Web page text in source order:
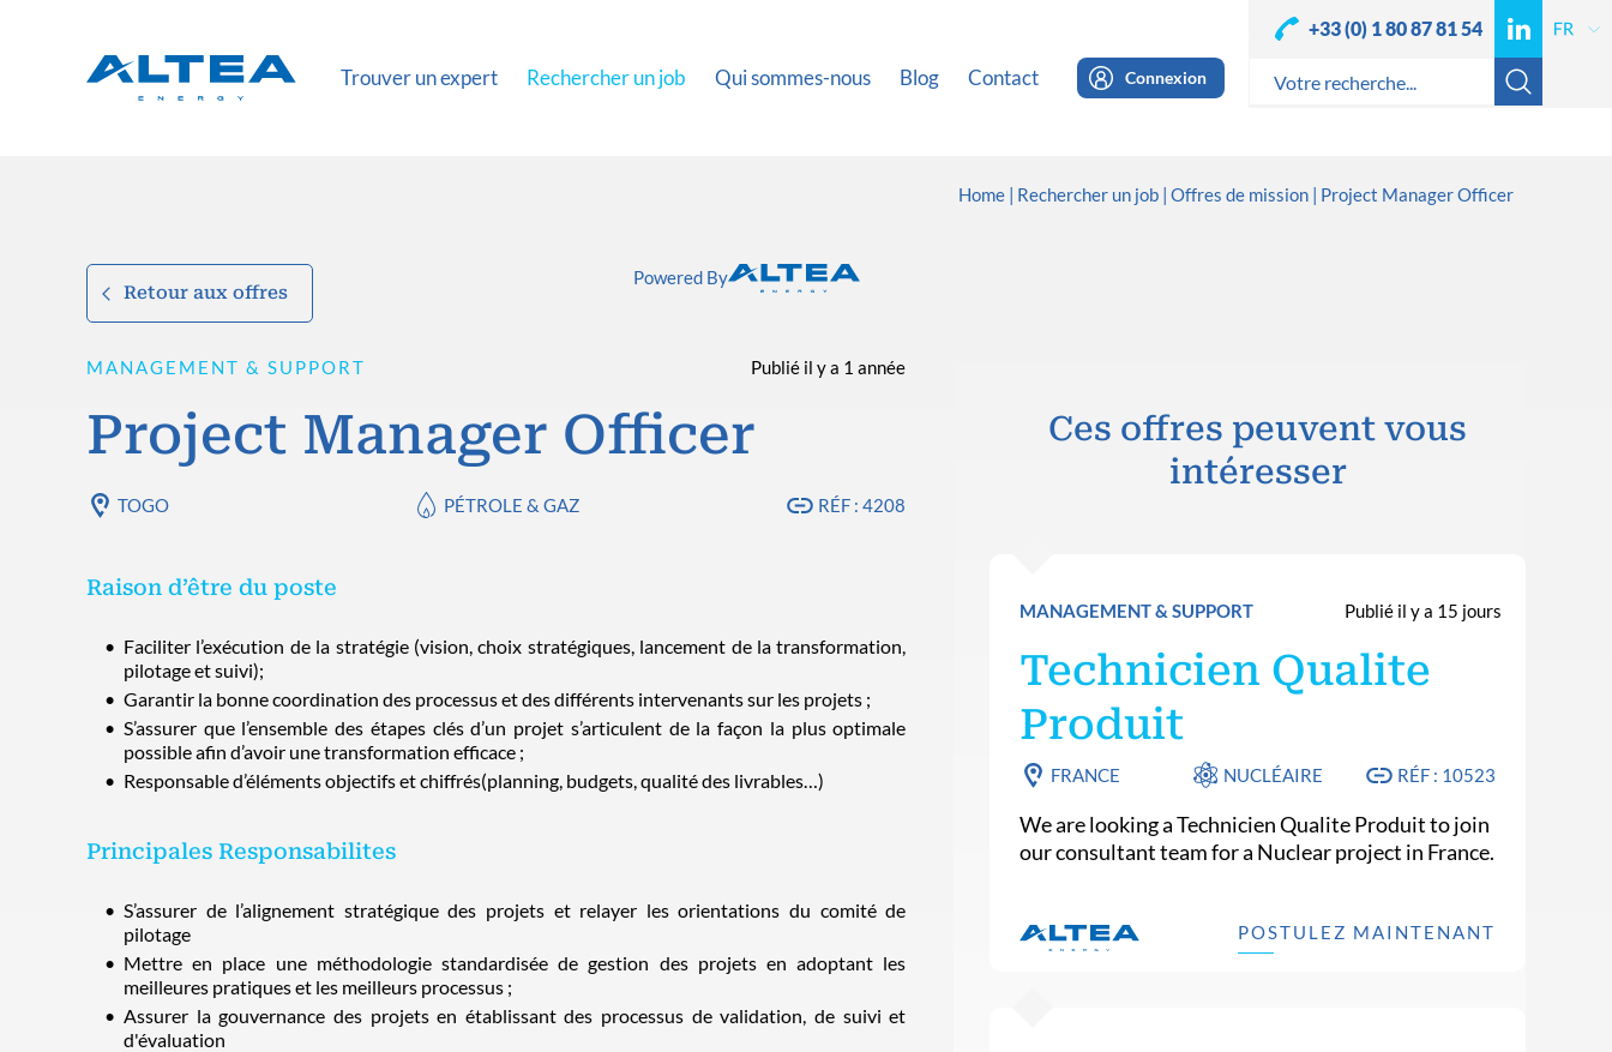
Trouver un expert Rechercher un job Qui sommes-nous Blog Contact Connexion
+33 (0) 1 80 87 81 54
Home Rechercher un job Offres de mission Project Manager Officer
Retour aux offres
Powered By
MANAGEMENT & SUPPORT Publié il y a 1 année
Project Manager Officer
TOGO PÉTROLE & GAZ RÉF : 4208
Raison d’être du poste
Faciliter l’exécution de la stratégie (vision, choix stratégiques, lancement de la transformation,
pilotage et suivi);
Garantir la bonne coordination des processus et des différents intervenants sur les projets ;
S’assurer que l’ensemble des étapes clés d’un projet s’articulent de la façon la plus optimale
possible afin d’avoir une transformation efficace ;
Responsable d’éléments objectifs et chiffrés(planning, budgets, qualité des livrables…)
Principales Responsabilites
S’assurer de l’alignement stratégique des projets et relayer les orientations du comité de
pilotage
Mettre en place une méthodologie standardisée de gestion des projets en adoptant les
meilleures pratiques et les meilleurs processus ;
Assurer la gouvernance des projets en établissant des processus de validation, de suivi et
d'évaluation
Ces offres peuvent vous
intéresser
MANAGEMENT & SUPPORT Publié il y a 15 jours
Technicien Qualite
Produit
FRANCE NUCLÉAIRE RÉF : 10523
We are looking a Technicien Qualite Produit to join
our consultant team for a Nuclear project in France.
POSTULEZ MAINTENANT